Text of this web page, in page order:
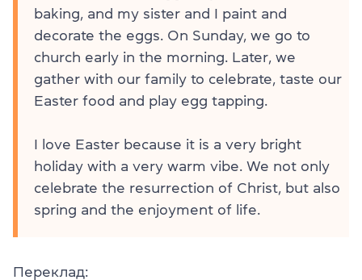
baking, and my sister and I paint and
decorate the eggs. On Sunday, we go to
church early in the morning. Later, we
gather with our family to celebrate, taste our
Easter food and play egg tapping.
I love Easter because it is a very bright
holiday with a very warm vibe. We not only
celebrate the resurrection of Christ, but also
spring and the enjoyment of life.
Переклад: